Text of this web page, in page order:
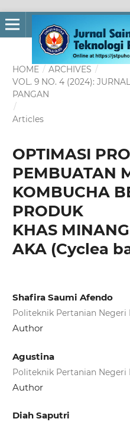
HOME / ARCHIVES /
VOL. 9 NO. 4 (2024):
PANGAN
/
Articles
OPTIMASI
PEMBUATAN
KOMBUCHA
PRODUK
KHAS
AKA (Cyclea
Shafira Saumi Afendo
Politeknik Pertanian Negeri
Author
Agustina
Politeknik Pertanian Negeri
Author
Diah Saputri